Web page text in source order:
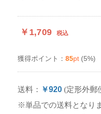
￥1,709 税込
獲得ポイント： 85pt (5%)
送料： ￥920 (定形外郵
※単品での送料となり